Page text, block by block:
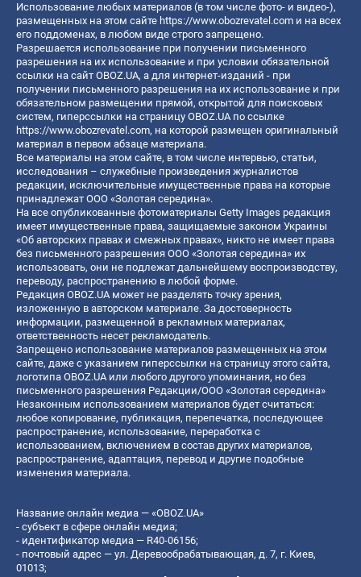
Использование любых материалов (в том числе фото- и видео-),
размещенных на этом сайте https://www.obozrevatel.com и на всех
его поддоменах, в любом виде строго запрещено.
Разрешается использование при получении письменного
разрешения на их использование и при условии обязательной
ссылки на сайт OBOZ.UA, а для интернет-изданий - при
получении письменного разрешения на их использование и при
обязательном размещении прямой, открытой для поисковых
систем, гиперссылки на страницу OBOZ.UA по ссылке
https://www.obozrevatel.com, на которой размещен оригинальный
материал в первом абзаце материала.
Все материалы на этом сайте, в том числе интервью, статьи,
исследования – служебные произведения журналистов
редакции, исключительные имущественные права на которые
принадлежат ООО «Золотая середина».
На все опубликованные фотоматериалы Getty Images редакция
имеет имущественные права, защищаемые законом Украины
«Об авторских правах и смежных правах», никто не имеет права
без письменного разрешения ООО «Золотая середина» их
использовать, они не подлежат дальнейшему воспроизводству,
переводу, распространению в любой форме.
Редакция OBOZ.UA может не разделять точку зрения,
изложенную в авторском материале. За достоверность
информации, размещенной в рекламных материалах,
ответственность несет рекламодатель.
Запрещено использование материалов размещенных на этом
сайте, даже с указанием гиперссылки на страницу этого сайта,
логотипа OBOZ.UA или любого другого упоминания, но без
письменного разрешения Редакции/ООО «Золотая середина»
Незаконным использованием материалов будет считаться:
любое копирование, публикация, перепечатка, последующее
распространение, использование, переработка с
использованием, включением в состав других материалов,
распространение, адаптация, перевод и другие подобные
изменения материала.
Название онлайн медиа — «OBOZ.UA»
- субъект в сфере онлайн медиа;
- идентификатор медиа — R40-06156;
- почтовый адрес — ул. Деревообрабатывающая, д. 7, г. Киев,
01013;